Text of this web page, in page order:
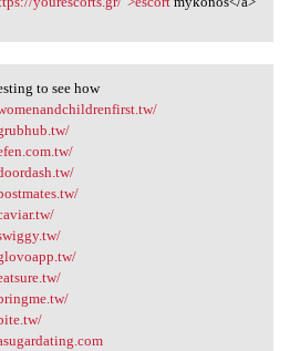
to see how
to see how